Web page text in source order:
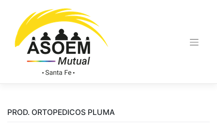
PROD. ORTOPEDICOS PLUMA